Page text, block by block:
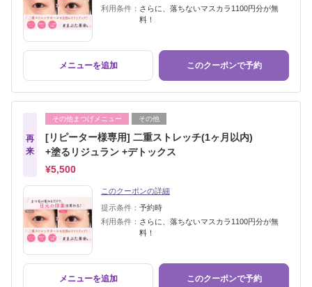
利用条件： さらに、落ちないマスカラ1100円分が無
料！
メニューを追加 このクーポンで予約
再
来
その他まつげメニュー その他
[リピーター様専用] 二重ストレッチ(1ヶ月以内)
+塗るリジュラン +デトックス
¥5,500
このクーポンの詳細
提示条件： 予約時
利用条件： さらに、落ちないマスカラ1100円分が無
料！
メニューを追加 このクーポンで予約